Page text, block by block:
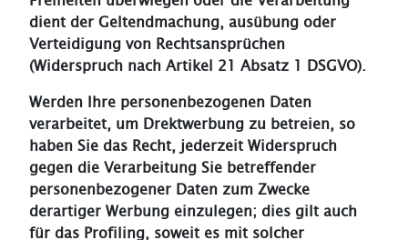
dient der Geltendmachung, ausübung oder
Verteidigung von Rechtsansprüchen
(Widerspruch nach Artikel 21 Absatz 1 DSGVO).
Werden Ihre personenbezogenen Daten
verarbeitet, um Drektwerbung zu betreien, so
haben Sie das Recht, jederzeit Widerspruch
gegen die Verarbeitung Sie betreffender
personenbezogener Daten zum Zwecke
derartiger Werbung einzulegen; dies gilt auch
für das Profiling, soweit es mit solcher